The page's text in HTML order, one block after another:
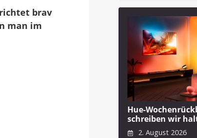
brav
man im
Hue-
schreiben wir
2. August 2026